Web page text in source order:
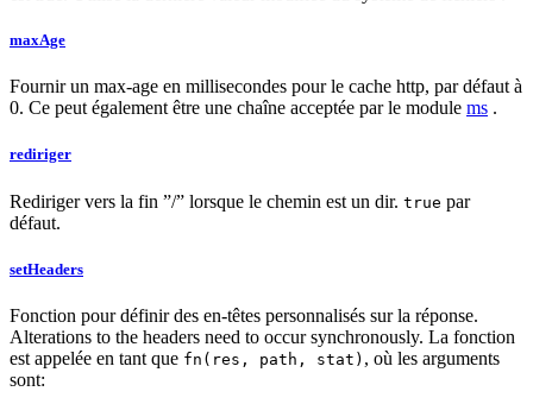
maxAge
Fournir un max-age en millisecondes pour le cache http, par défaut à
0. Ce peut également être une chaîne acceptée par le module ms .
rediriger
Rediriger vers la fin ”/” lorsque le chemin est un dir. true par
défaut.
setHeaders
Fonction pour définir des en-têtes personnalisés sur la réponse.
Alterations to the headers need to occur synchronously. La fonction
est appelée en tant que fn(res, path, stat) , où les arguments
sont: